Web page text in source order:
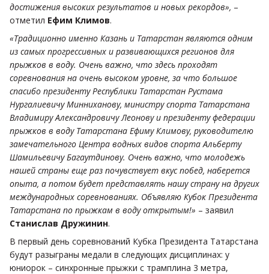
достижения высоких результатов и новых рекордов», –
отметил Ефим Климов.
«Традиционно именно Казань и Татарстан являются одним
из самых прогрессивных и развивающихся регионов для
прыжков в воду. Очень важно, что здесь проходят
соревнования на очень высоком уровне, за что большое
спасибо президенту Республики Татарстан Рустама
Нургалиевичу Минниханову, министру спорта Татарстана
Владимиру Александровичу Леонову и президенту федерации
прыжков в воду Татарстана Ефиму Климову, руководителю
замечательного Центра водных видов спорта Альберту
Шамильевичу Багаутдинову. Очень важно, что молодежь
нашей страны еще раз почувствует вкус побед, наберется
опыта, а потом будет представлять нашу страну на других
международных соревнованиях. Объявляю Кубок Президента
Татарстана по прыжкам в воду открытым!» – заявил
Станислав Дружинин.
В первый день соревнований Кубка Президента Татарстана
будут разыграны медали в следующих дисциплинах: у
юниорок – синхронные прыжки с трамплина 3 метра,